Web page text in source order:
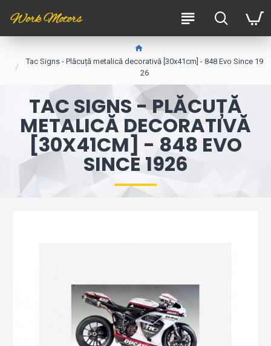
Tac Signs - Plăcuță metalică decorativă [30x41cm] - 848 Evo Since 19
26
TAC SIGNS - PLĂCUȚĂ
METALICĂ DECORATIVĂ
[30X41CM] - 848 EVO
SINCE 1926